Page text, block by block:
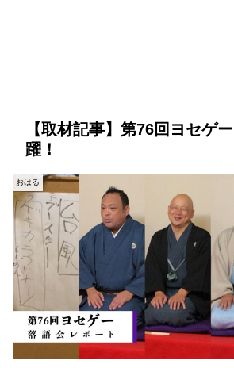
【取材記事】第76回ヨセゲ
躍！
おはる